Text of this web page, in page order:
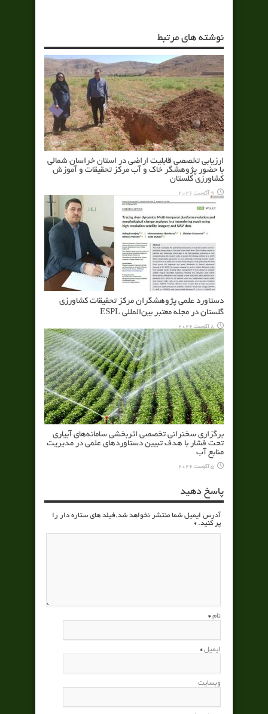
نوشته های مرتبط
ارزیابی تخصصی قابلیت اراضی در استان خراسان شمالی
با حضور پژوهشگر خاک و آب مرکز تحقیقات و آموزش
کشاورزی گلستان
9 آگوست 2026
دستاورد علمی پژوهشگران مرکز تحقیقات کشاورزی
گلستان در مجله معتبر بین‌المللی ESPL
8 آگوست 2026
برگزاری سخنرانی تخصصی اثربخشی سامانه‌های آبیاری
تحت فشار با هدف تبیین دستاوردهای علمی در مدیریت
منابع آب
5 آگوست 2026
پاسخ دهید
آدرس ایمیل شما منتشر نخواهد شد.فیلد های ستاره دار را
پر کنید.*
نام *
ایمیل *
وبسایت